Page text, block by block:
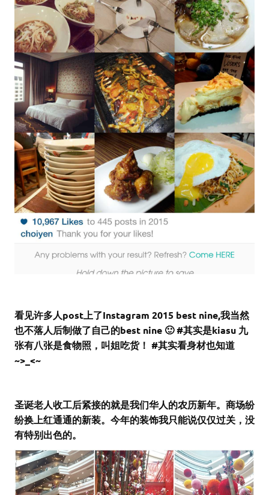
看见许多人post上了Instagram 2015 best nine,我当然
也不落人后制做了自己的best nine 🙂 #其实是kiasu 九
张有八张是食物照，叫姐吃货！ #其实看身材也知道
~>_<~
圣诞老人收工后紧接的就是我们华人的农历新年。商场纷
纷换上红通通的新装。今年的装饰我只能说仅仅过关，没
有特别出色的。